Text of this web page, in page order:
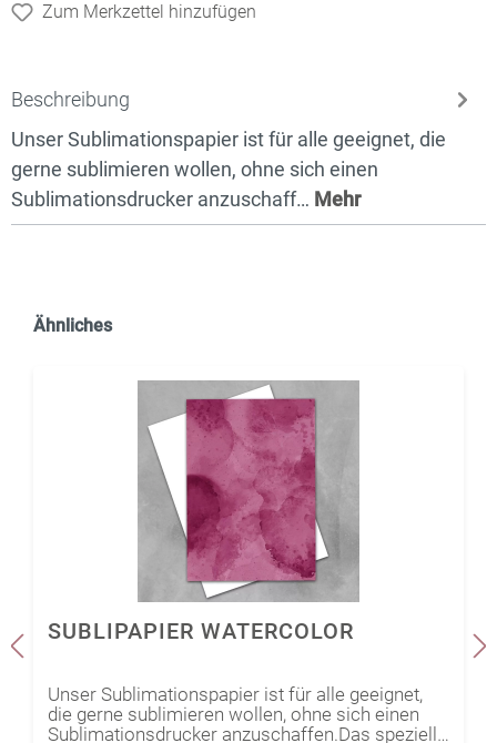
Zum Merkzettel hinzufügen
Beschreibung
Unser Sublimationspapier ist für alle geeignet, die
gerne sublimieren wollen, ohne sich einen
Sublimationsdrucker anzuschaff… Mehr
Ähnliches
SUBLIPAPIER WATERCOLOR
Unser Sublimationspapier ist für alle geeignet,
die gerne sublimieren wollen, ohne sich einen
Sublimationsdrucker anzuschaffen.Das spezielle